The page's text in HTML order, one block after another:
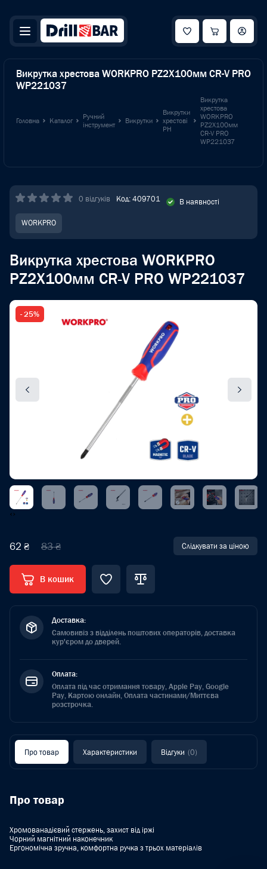
Викрутка хрестова WORKPRO PZ2X100мм CR-V PRO
WP221037
Головна Каталог
Ручний
інструмент
Викрутки
Викрутки
хрестові
PH
Викрутка
хрестова
WORKPRO
PZ2X100мм
CR-V PRO
WP221037
0 відгуків Код: 409701 В наявності
WORKPRO
Викрутка хрестова WORKPRO
PZ2X100мм CR-V PRO WP221037
- 25%
‹›
62 ₴ 83 ₴ Слідкувати за ціною
В кошик
Доставка:
Самовивіз з відділень поштових операторів, доставка
кур'єром до дверей.
Оплата:
Оплата під час отримання товару, Apple Pay, Google
Pay, Картою онлайн, Оплата частинами/Миттєва
розстрочка.
Про товар Характеристики Відгуки (0)
Про товар
Хромованадієвий стержень, захист від іржі
Чорний магнітний наконечник
Ергономічна зручна, комфортна ручка з трьох матеріалів